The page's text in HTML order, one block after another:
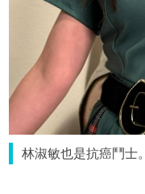
林淑敏也是抗癌鬥士